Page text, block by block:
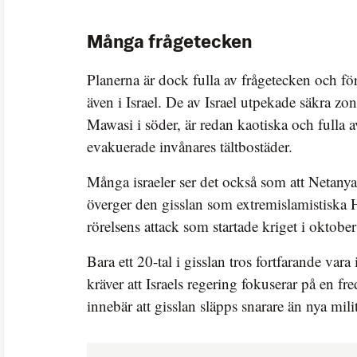
Många frågetecken
Planerna är dock fulla av frågetecken och
även i Israel. De av Israel utpekade säkra
Mawasi i söder, är redan kaotiska och fulla
evakuerade invånares tältbostäder.
Många israeler ser det också som att
överger den gisslan som extremislamistiska
rörelsens attack som startade kriget i
Bara ett 20-tal i gisslan tros fortfarande
kräver att Israels regering fokuserar på en
innebär att gisslan släpps snarare än nya